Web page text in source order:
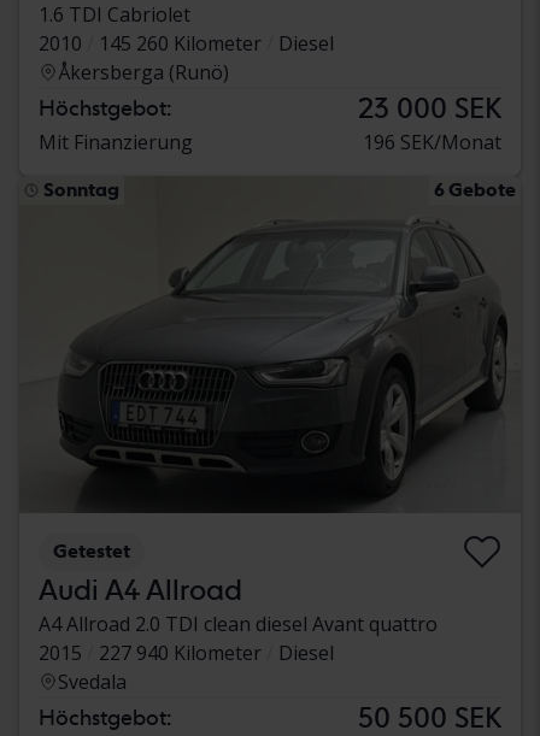
1.6 TDI Cabriolet
2010
145 260 Kilometer
Diesel
Åkersberga (Runö)
Höchstgebot: 23 000 SEK
Mit Finanzierung 196 SEK/Monat
Sonntag 6 Gebote
Getestet
Audi A4 Allroad
A4 Allroad 2.0 TDI clean diesel Avant quattro
2015
227 940 Kilometer
Diesel
Svedala
Höchstgebot: 50 500 SEK